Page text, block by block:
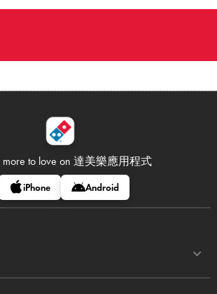
more to love on 達美樂應用程式
iPhone Android